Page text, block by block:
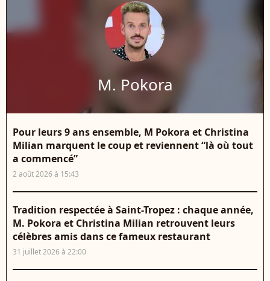
M. Pokora
Pour leurs 9 ans ensemble, M Pokora et Christina
Milian marquent le coup et reviennent “là où tout
a commencé”
2 août 2026 à 15:43
Tradition respectée à Saint-Tropez : chaque année,
M. Pokora et Christina Milian retrouvent leurs
célèbres amis dans ce fameux restaurant
31 juillet 2026 à 22:00